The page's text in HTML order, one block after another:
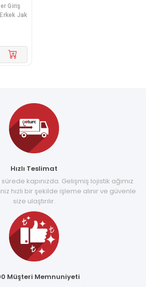
Giriş
Jak
Hızlı Teslimat
kapınızda. Gelişmiş lojistik ağımız
hızlı bir şekilde işleme alınır ve güvenle
size ulaştırılır.
Müşteri Memnuniyeti